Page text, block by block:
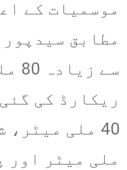
موسمیات کے
مطابق
ریکارڈ کی
ملی میٹر اور